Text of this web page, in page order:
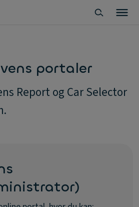
portaler
Report og Car Selector